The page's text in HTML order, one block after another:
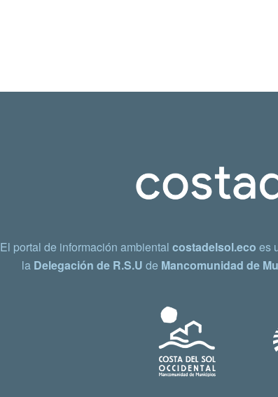
El portal de información ambiental costadelsol.eco es
la Delegación de R.S.U de Mancomunidad de